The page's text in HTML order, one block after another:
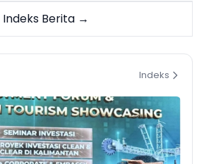
Indeks Berita →
Indeks